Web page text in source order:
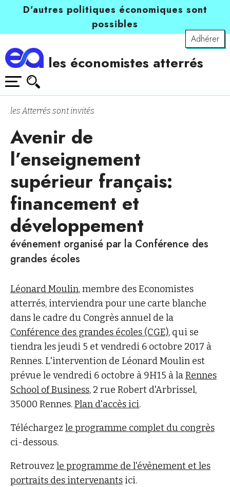
D’autres politiques économiques sont
possibles
Adhérer
les économistes atterrés
les Atterrés sont invités
Avenir de
l’enseignement
supérieur français:
financement et
développement
événement organisé par la Conférence des
grandes écoles
Léonard Moulin, membre des Economistes
atterrés, interviendra pour une carte blanche
dans le cadre du Congrès annuel de la
Conférence des grandes écoles (CGE), qui se
tiendra les jeudi 5 et vendredi 6 octobre 2017 à
Rennes. L'intervention de Léonard Moulin est
prévue le vendredi 6 octobre à 9H15 à laRennes
School of Business, 2 rue Robert d'Arbrissel,
35000 Rennes.Plan d'accès ici.
Téléchargez le programme complet du congrès
ci-dessous.
Retrouvez le programme de l'évènement et les
portraits des intervenants ici.